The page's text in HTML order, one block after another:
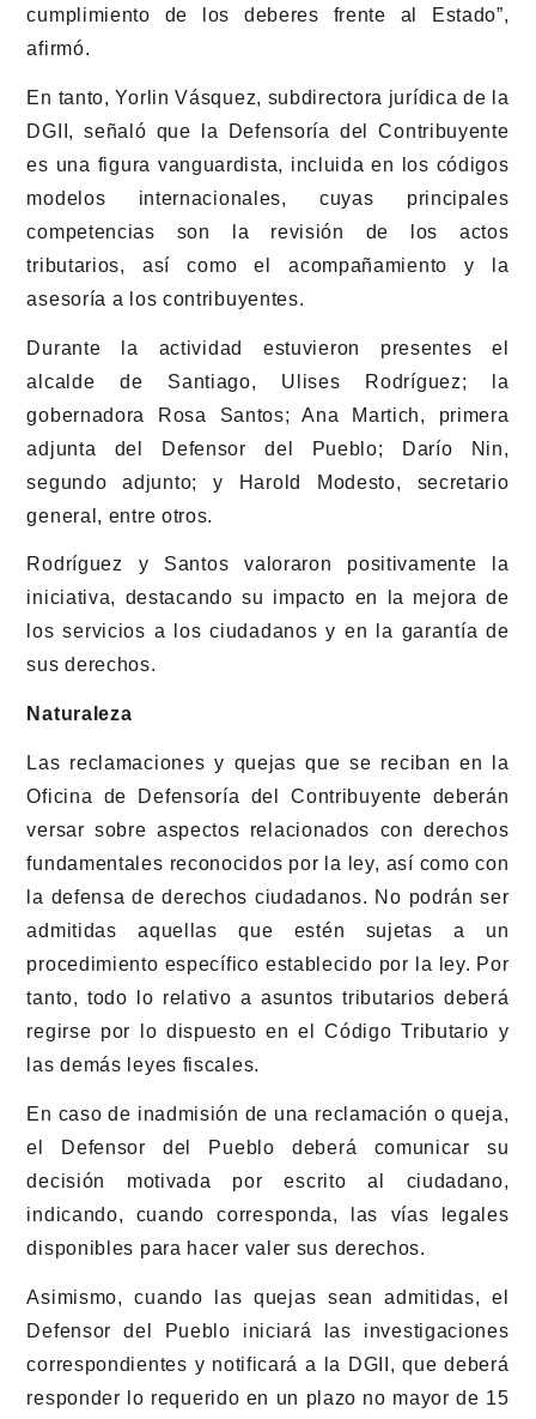
cumplimiento de los deberes frente al Estado”,
afirmó.
En tanto, Yorlin Vásquez, subdirectora jurídica de la
DGII, señaló que la Defensoría del Contribuyente
es una figura vanguardista, incluida en los códigos
modelos internacionales, cuyas principales
competencias son la revisión de los actos
tributarios, así como el acompañamiento y la
asesoría a los contribuyentes.
Durante la actividad estuvieron presentes el
alcalde de Santiago, Ulises Rodríguez; la
gobernadora Rosa Santos; Ana Martich, primera
adjunta del Defensor del Pueblo; Darío Nin,
segundo adjunto; y Harold Modesto, secretario
general, entre otros.
Rodríguez y Santos valoraron positivamente la
iniciativa, destacando su impacto en la mejora de
los servicios a los ciudadanos y en la garantía de
sus derechos.
Naturaleza
Las reclamaciones y quejas que se reciban en la
Oficina de Defensoría del Contribuyente deberán
versar sobre aspectos relacionados con derechos
fundamentales reconocidos por la ley, así como con
la defensa de derechos ciudadanos. No podrán ser
admitidas aquellas que estén sujetas a un
procedimiento específico establecido por la ley. Por
tanto, todo lo relativo a asuntos tributarios deberá
regirse por lo dispuesto en el Código Tributario y
las demás leyes fiscales.
En caso de inadmisión de una reclamación o queja,
el Defensor del Pueblo deberá comunicar su
decisión motivada por escrito al ciudadano,
indicando, cuando corresponda, las vías legales
disponibles para hacer valer sus derechos.
Asimismo, cuando las quejas sean admitidas, el
Defensor del Pueblo iniciará las investigaciones
correspondientes y notificará a la DGII, que deberá
responder lo requerido en un plazo no mayor de 15